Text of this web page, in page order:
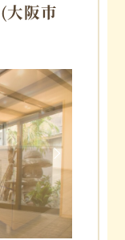
(大阪市